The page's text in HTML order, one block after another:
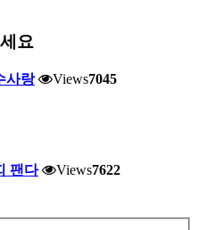
요
사랑 Views7045
팬다 Views7622